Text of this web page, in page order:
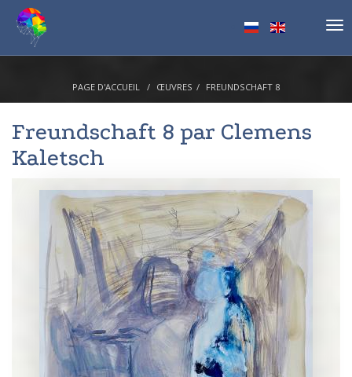
PAGE D'ACCUEIL ŒUVRES FREUNDSCHAFT 8
Freundschaft 8 par Clemens
Kaletsch